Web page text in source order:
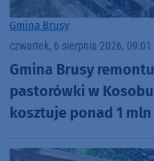
Gmina Brusy
czwartek, 6 sierpnia 2026, 09:01
Gmina Brusy
pastorówki w
kosztuje ponad 1 mln